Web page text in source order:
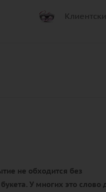
не обходится без
У многих это слово